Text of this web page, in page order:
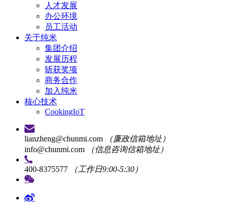
人才发展
办公环境
员工活动
关于纯米
集团介绍
发展历程
斩获奖项
商务合作
加入纯米
核心技术
CookingIoT
lianzheng@chunmi.com
（廉政信箱地址）
info@chunmi.com
（信息咨询信箱地址）
400-8375577 （工作日9:00-5:30）